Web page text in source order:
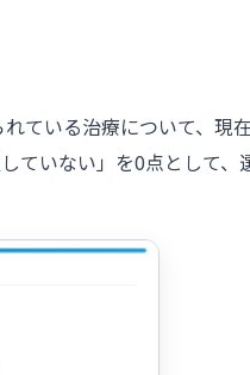
ている治療について、現
ていない」を0点として、